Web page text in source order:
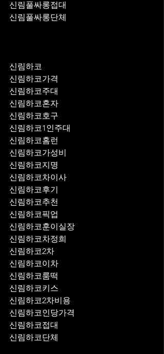
신림풀싸롱접대
신림풀싸롱단체
신림하코
신림하코가격
신림하코주대
신림하코혼자
신림하코호구
신림하코1인주대
신림하코홈런
신림하코가성비
신림하코지명
신림하코차이사
신림하코후기
신림하코추천
신림하코훈이실장
신림하코차정희
신림하코2차
신림하코이차
신림하코룸떡
신림하코키스
신림하코2차비용
신림하코인당가격
신림하코접대
신림하코단체